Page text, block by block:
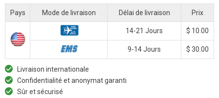
Pays Mode de livraison Délai de livraison Prix
14-21 Jours $ 10.00
9-14 Jours $ 30.00
Livraison internationale
Confidentialité et anonymat garanti
Sûr et sécurisé